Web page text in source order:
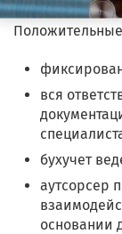
вся
бухучет
аутсорсер
основании